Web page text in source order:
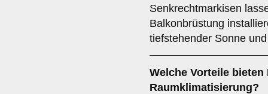
Senkrechtmarkisen
Balkonbrüstung
tiefstehender Sonne
Welche Vorteile
Raumklimatisierung?